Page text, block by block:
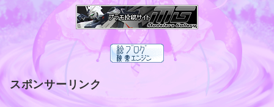
スポンサーリンク